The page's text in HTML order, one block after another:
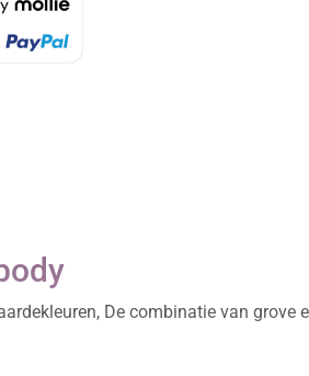
De combinatie van grove